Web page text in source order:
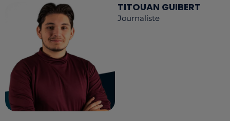
TITOUAN GUIBERT
Journaliste